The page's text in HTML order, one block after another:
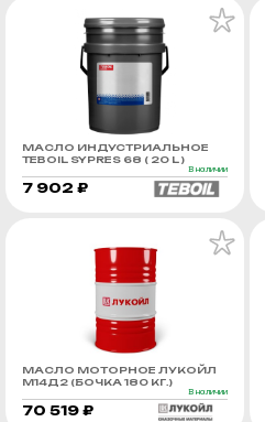
МАСЛО ИНДУСТРИАЛЬНОЕ
TEBOIL SYPRES 68 ( 20 L )
В наличии
7 902 ₽
МАСЛО МОТОРНОЕ ЛУКОЙЛ
М14Д2 (БОЧКА 180 КГ.)
В наличии
70 519 ₽